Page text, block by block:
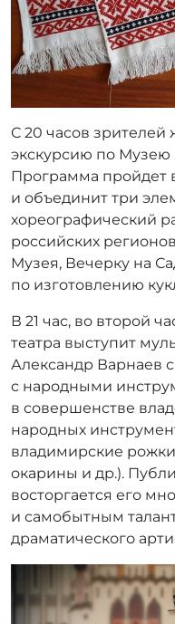
С 20 часов
экскурсию по
Программа пройдет
и объединит три
хореографический
российских
Музея, Вечерку на
по изготовлению
В 21 час, во второй
театра выступит
Александр Варнаев
с народными
в совершенстве
народных
владимирские
окарины и др.).
восторгается его
и самобытным
драматического